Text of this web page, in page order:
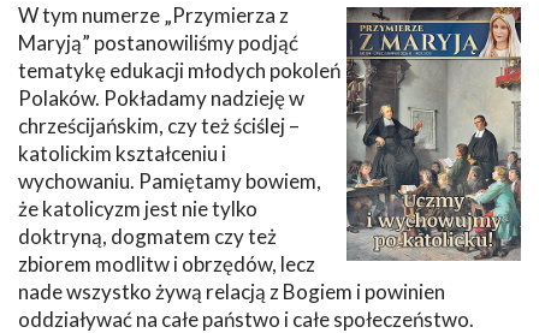
W tym numerze „Przymierza z
Maryją” postanowiliśmy podjąć
tematykę edukacji młodych pokoleń
Polaków. Pokładamy nadzieję w
chrześcijańskim, czy też ściślej –
katolickim kształceniu i
wychowaniu. Pamiętamy bowiem,
że katolicyzm jest nie tylko
doktryną, dogmatem czy też
zbiorem modlitw i obrzędów, lecz
nade wszystko żywą relacją z Bogiem i powinien
oddziaływać na całe państwo i całe społeczeństwo.